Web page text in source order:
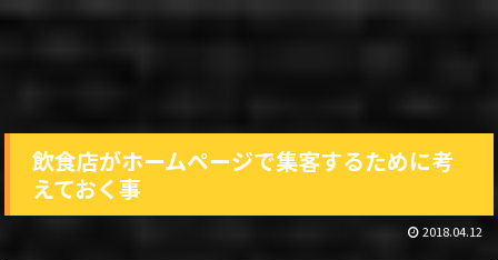
飲食店がホームページで集客するために考
えておく事
2018.04.12